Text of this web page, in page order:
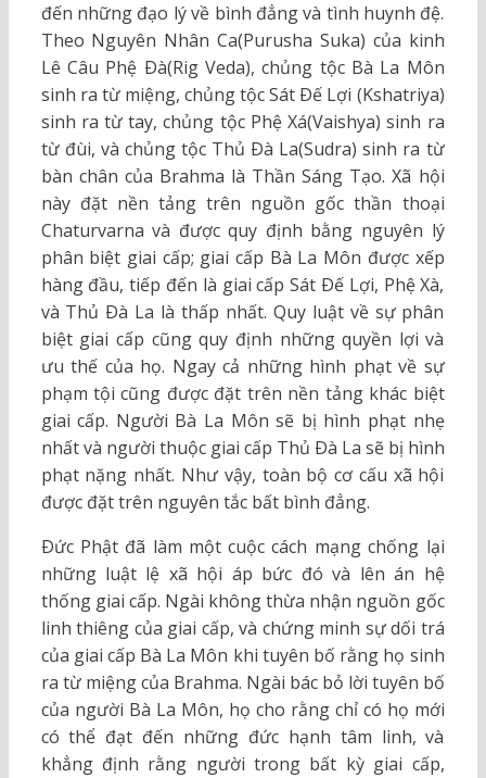
đến những đạo lý về bình đẳng và tình huynh đệ.
Theo Nguyên Nhân Ca(Purusha Suka) của kinh
Lê Câu Phệ Ðà(Rig Veda), chủng tộc Bà La Môn
sinh ra từ miệng, chủng tộc Sát Ðế Lợi (Kshatriya)
sinh ra từ tay, chủng tộc Phệ Xá(Vaishya) sinh ra
từ đùi, và chủng tộc Thủ Ðà La(Sudra) sinh ra từ
bàn chân của Brahma là Thần Sáng Tạo. Xã hội
này đặt nền tảng trên nguồn gốc thần thoại
Chaturvarna và được quy định bằng nguyên lý
phân biệt giai cấp; giai cấp Bà La Môn được xếp
hàng đầu, tiếp đến là giai cấp Sát Ðế Lợi, Phệ Xà,
và Thủ Ðà La là thấp nhất. Quy luật về sự phân
biệt giai cấp cũng quy định những quyền lợi và
ưu thế của họ. Ngay cả những hình phạt về sự
phạm tội cũng được đặt trên nền tảng khác biệt
giai cấp. Người Bà La Môn sẽ bị hình phạt nhẹ
nhất và người thuộc giai cấp Thủ Ðà La sẽ bị hình
phạt nặng nhất. Như vậy, toàn bộ cơ cấu xã hội
được đặt trên nguyên tắc bất bình đẳng.
Ðức Phật đã làm một cuộc cách mạng chống lại
những luật lệ xã hội áp bức đó và lên án hệ
thống giai cấp. Ngài không thừa nhận nguồn gốc
linh thiêng của giai cấp, và chứng minh sự dối trá
của giai cấp Bà La Môn khi tuyên bố rằng họ sinh
ra từ miệng của Brahma. Ngài bác bỏ lời tuyên bố
của người Bà La Môn, họ cho rằng chỉ có họ mới
có thể đạt đến những đức hạnh tâm linh, và
khẳng định rằng người trong bất kỳ giai cấp,